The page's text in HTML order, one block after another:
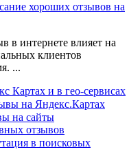
хороших отзывов на
в интернете влияет на
клиентов
...
Картах и в гео-сервисах
на Яндекс.Картах
на сайты
отзывов
в поисковых